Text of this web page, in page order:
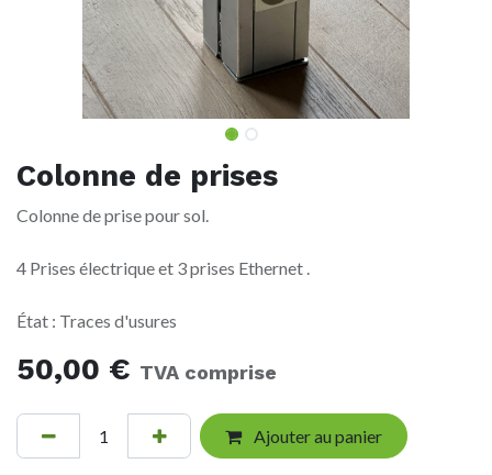
Colonne de prises
Colonne de prise pour sol.
4 Prises électrique et 3 prises Ethernet .
État : Traces d'usures
50,00 € TVA comprise
Ajouter au panier